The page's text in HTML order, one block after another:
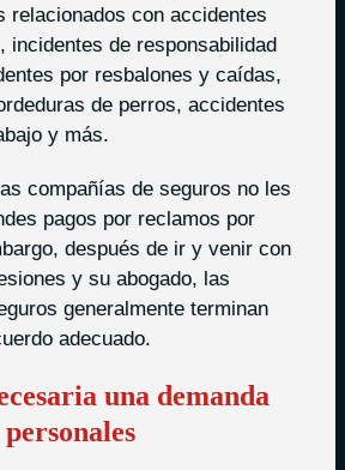
relacionados con accidentes
incidentes de responsabilidad
por resbalones y caídas,
de perros, accidentes
y más.
compañías de seguros no les
pagos por reclamos por
después de ir y venir con
y su abogado, las
generalmente terminan
adecuado.
una demanda